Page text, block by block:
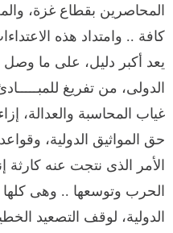
المحاصرين بقطاع غزة،
كافة .. وامتداد هذه
يعد أكبر دليل، على ما وصل
الدولى، من تفريغ
غياب المحاسبة والعدالة،
حق المواثيق الدولية،
الأمر الذى نتجت عنه كارثة
الحرب وتوسعها .. وهى
الدولية، لوقف التصعيد